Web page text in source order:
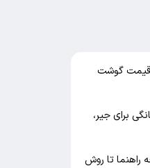
قیمت گوشت
برای جیر،
راهنما تا روش